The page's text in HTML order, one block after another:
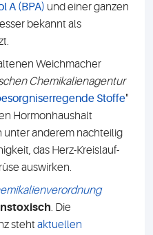
A (BPA) und einer ganzen
bekannt als
Weichmacher
Chemikalienagentur
Stoffe"
Hormonhaushalt
unter anderem nachteilig
das Herz-Kreislauf-
auswirken.
. Die
steht aktuellen